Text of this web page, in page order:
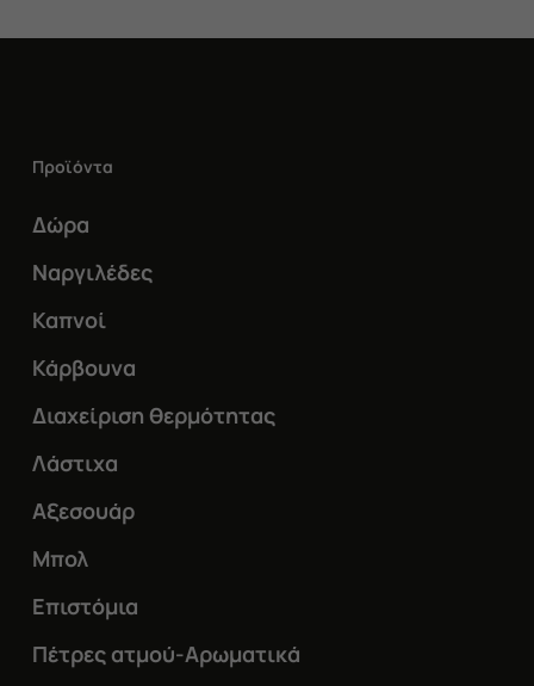
Προϊόντα
Δώρα
Ναργιλέδες
Καπνοί
Κάρβουνα
Διαχείριση θερμότητας
Λάστιχα
Αξεσουάρ
Μπολ
Επιστόμια
Πέτρες ατμού-Αρωματικά